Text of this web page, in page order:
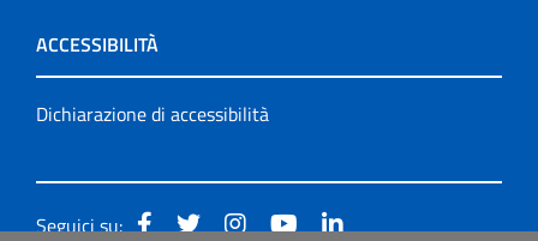
ACCESSIBILITÀ
Dichiarazione di accessibilità
Seguici su: